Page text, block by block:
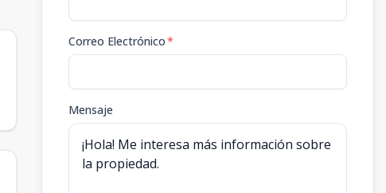
Correo Electrónico*
Mensaje